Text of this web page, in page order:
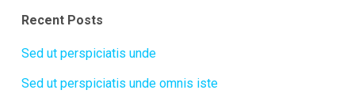
Recent Posts
Sed ut perspiciatis unde
Sed ut perspiciatis unde omnis iste